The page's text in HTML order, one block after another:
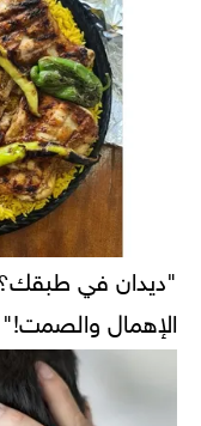
"ديدان في طبقك؟
الإهمال والصمت!"